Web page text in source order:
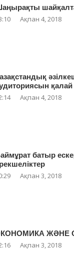
Ақпан 4, 2018
Ақпан 4, 2018
батыр
Ақпан 3, 2018
ЖӘНЕ
Ақпан 3, 2018